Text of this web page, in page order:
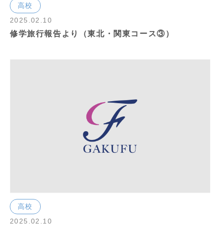
高校
2025.02.10
修学旅行報告より（東北・関東コース③）
高校
2025.02.10